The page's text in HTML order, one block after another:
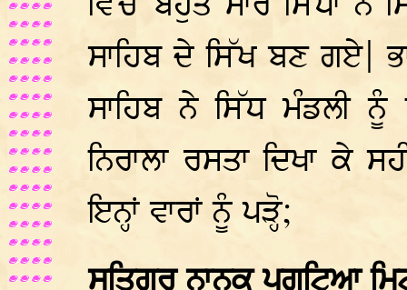
ਸਾਹਿਬ ਦੇ ਸਿੱਖ ਬਣ ਗਏ|
ਸਾਹਿਬ ਨੇ ਸਿੱਧ ਮੰਡਲੀ
ਨਿਰਾਲਾ ਰਸਤਾ ਦਿਖਾ ਕੇ
ਇਨ੍ਹਾਂ ਵਾਰਾਂ ਨੂੰ ਪੜ੍ਹੋ;